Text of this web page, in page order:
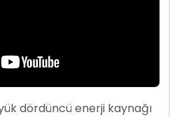
dördüncü enerji kaynağı